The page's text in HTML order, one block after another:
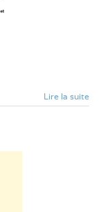
Lire la suite